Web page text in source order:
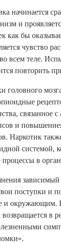
начинается
и
как бы
чувство
всем теле.
повторить
головного
связанное с
и
Наркотик
системой,
в
зависимый
поступки и
и окружающим.
возвращается в